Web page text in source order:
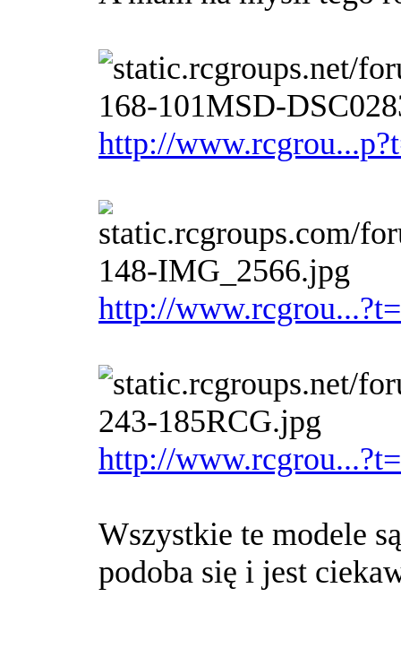
http://
http://
http://
Wszystkie te modele
podoba się i jest